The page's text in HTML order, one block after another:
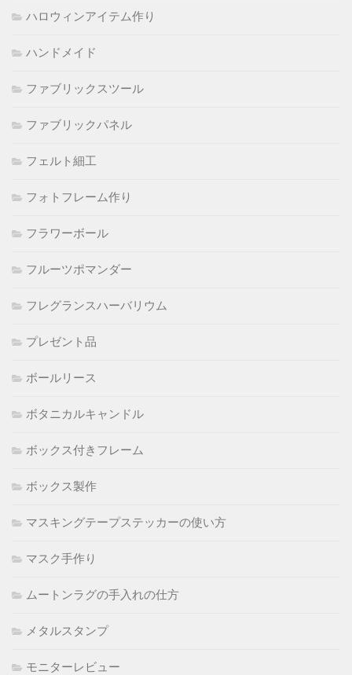
ハロウィンアイテム作り
ハンドメイド
ファブリックスツール
ファブリックパネル
フェルト細工
フォトフレーム作り
フラワーボール
フルーツポマンダー
フレグランスハーバリウム
プレゼント品
ボールリース
ボタニカルキャンドル
ボックス付きフレーム
ボックス製作
マスキングテープステッカーの使い方
マスク手作り
ムートンラグの手入れの仕方
メタルスタンプ
モニターレビュー